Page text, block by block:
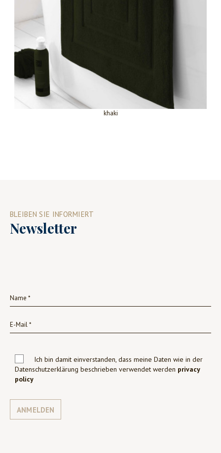
khaki
BLEIBEN SIE INFORMIERT
Newsletter
Ich bin damit einverstanden, dass meine Daten wie in der
Datenschutzerklärung beschrieben verwendet werden privacy
policy
ANMELDEN